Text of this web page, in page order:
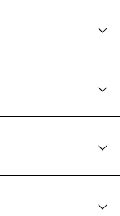
りたい方へ